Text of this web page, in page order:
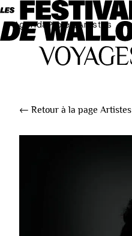
AgendaProjetsArtistes
← Retour à la page Artistes